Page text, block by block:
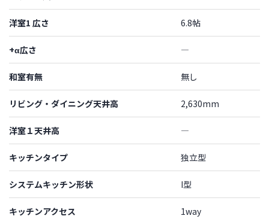
洋室1 広さ 6.8帖
+α広さ ―
和室有無 無し
リビング・ダイニング天井高 2,630mm
洋室１天井高 ―
キッチンタイプ 独立型
システムキッチン形状 I型
キッチンアクセス 1way